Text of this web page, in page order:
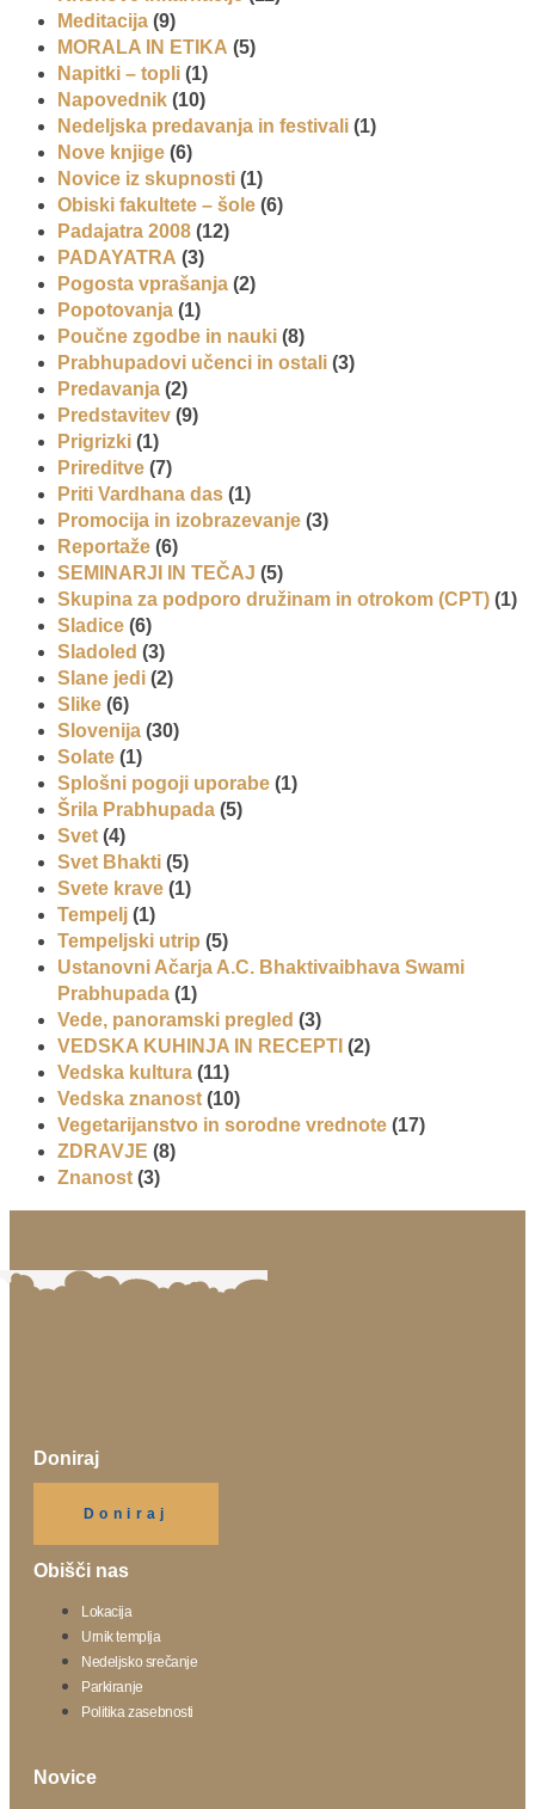
Meditacija (9)
MORALA IN ETIKA (5)
Napitki – topli (1)
Napovednik (10)
Nedeljska predavanja in festivali (1)
Nove knjige (6)
Novice iz skupnosti (1)
Obiski fakultete – šole (6)
Padajatra 2008 (12)
PADAYATRA (3)
Pogosta vprašanja (2)
Popotovanja (1)
Poučne zgodbe in nauki (8)
Prabhupadovi učenci in ostali (3)
Predavanja (2)
Predstavitev (9)
Prigrizki (1)
Prireditve (7)
Priti Vardhana das (1)
Promocija in izobrazevanje (3)
Reportaže (6)
SEMINARJI IN TEČAJ (5)
Skupina za podporo družinam in otrokom (CPT) (1)
Sladice (6)
Sladoled (3)
Slane jedi (2)
Slike (6)
Slovenija (30)
Solate (1)
Splošni pogoji uporabe (1)
Šrila Prabhupada (5)
Svet (4)
Svet Bhakti (5)
Svete krave (1)
Tempelj (1)
Tempeljski utrip (5)
Ustanovni Ačarja A.C. Bhaktivaibhava Swami
Prabhupada (1)
Vede, panoramski pregled (3)
VEDSKA KUHINJA IN RECEPTI (2)
Vedska kultura (11)
Vedska znanost (10)
Vegetarijanstvo in sorodne vrednote (17)
ZDRAVJE (8)
Znanost (3)
Doniraj
Doniraj
Obišči nas
Lokacija
Urnik templja
Nedeljsko srečanje
Parkiranje
Politika zasebnosti
Novice